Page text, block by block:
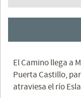
El Camino llega a
Puerta Castillo,
atraviesa el río